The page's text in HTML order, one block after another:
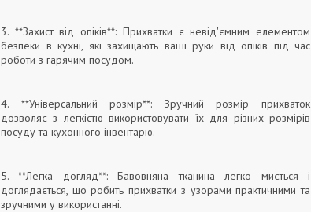
3. **Захист від опіків**: Прихватки є невід'ємним елементом
безпеки в кухні, які захищають ваші руки від опіків під час
роботи з гарячим посудом.
4. **Універсальний розмір**: Зручний розмір прихваток
дозволяє з легкістю використовувати їх для різних розмірів
посуду та кухонного інвентарю.
5. **Легка догляд**: Бавовняна тканина легко миється і
доглядається, що робить прихватки з узорами практичними та
зручними у використанні.